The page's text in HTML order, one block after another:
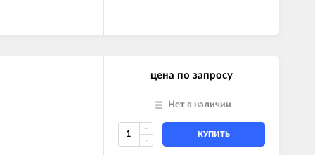
цена по запросу
Нет в наличии
КУПИТЬ